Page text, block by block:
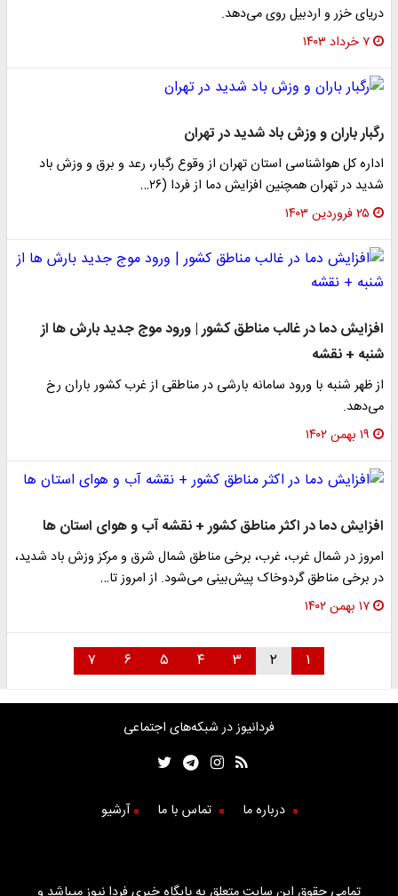
دریای خزر و اردبیل روی می‌دهد.
۷ خرداد ۱۴۰۳
رگبار باران و وزش باد شدید در تهران
اداره کل هواشناسی استان تهران از وقوع رگبار، رعد و برق و وزش باد
شدید در تهران همچنین افزایش دما از فردا (۲۶…
۲۵ فروردین ۱۴۰۳
افزایش دما در غالب مناطق کشور | ورود موج جدید بارش ها از
شنبه + نقشه
از ظهر شنبه با ورود سامانه بارشی در مناطقی از غرب کشور باران رخ
می‌دهد.
۱۹ بهمن ۱۴۰۲
افزایش دما در اکثر مناطق کشور + نقشه آب و هوای استان ها
امروز در شمال غرب، غرب، برخی مناطق شمال شرق و مرکز وزش باد شدید،
در برخی مناطق گردوخاک پیش‌بینی می‌شود. از امروز تا…
۱۷ بهمن ۱۴۰۲
۱ ۲ ۳ ۴ ۵ ۶ ۷
فردانیوز در شبکه‌های اجتماعی
درباره ما تماس با ما آرشیو